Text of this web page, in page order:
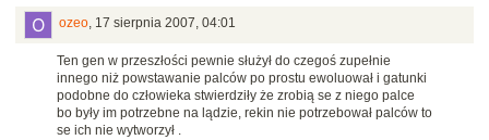
ozeo, 17 sierpnia 2007, 04:01
Ten gen w przeszłości pewnie służył do czegoś zupełnie
innego niż powstawanie palców po prostu ewoluował i gatunki
podobne do człowieka stwierdziły że zrobią se z niego palce
bo były im potrzebne na lądzie, rekin nie potrzebował palców to
se ich nie wytworzył .